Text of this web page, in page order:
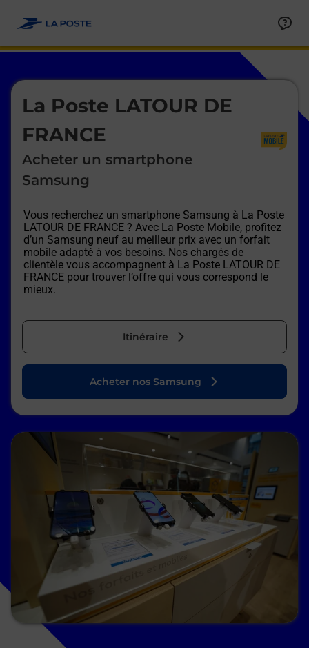
La Poste LATOUR DE
FRANCE
Acheter un smartphone
Samsung
Vous recherchez un smartphone Samsung à La Poste
LATOUR DE FRANCE ? Avec La Poste Mobile, profitez
d’un Samsung neuf au meilleur prix avec un forfait
mobile adapté à vos besoins. Nos chargés de
clientèle vous accompagnent à La Poste LATOUR DE
FRANCE pour trouver l’offre qui vous correspond le
mieux.
Itinéraire
Le lien s'ouvre dans un nouvel onglet
Acheter nos Samsung